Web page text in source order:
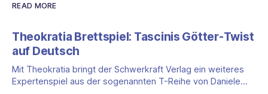
READ MORE
Theokratia Brettspiel: Tascinis Götter-Twist
auf Deutsch
Mit Theokratia bringt der Schwerkraft Verlag ein weiteres
Expertenspiel aus der sogenannten T-Reihe von Daniele